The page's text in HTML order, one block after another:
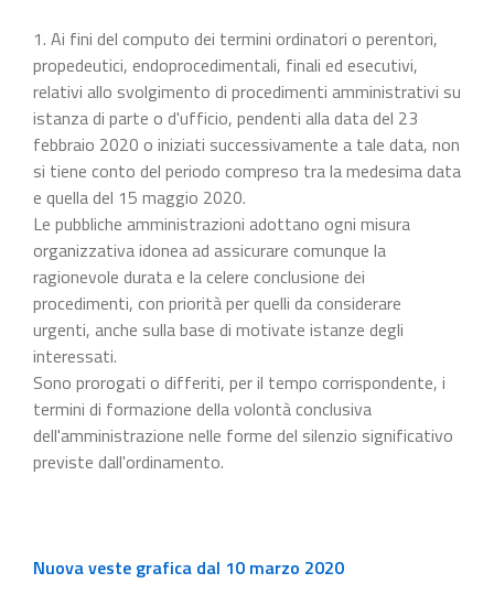
1. Ai fini del computo dei termini ordinatori o perentori,
propedeutici, endoprocedimentali, finali ed esecutivi,
relativi allo svolgimento di procedimenti amministrativi su
istanza di parte o d'ufficio, pendenti alla data del 23
febbraio 2020 o iniziati successivamente a tale data, non
si tiene conto del periodo compreso tra la medesima data
e quella del 15 maggio 2020.
Le pubbliche amministrazioni adottano ogni misura
organizzativa idonea ad assicurare comunque la
ragionevole durata e la celere conclusione dei
procedimenti, con priorità per quelli da considerare
urgenti, anche sulla base di motivate istanze degli
interessati.
Sono prorogati o differiti, per il tempo corrispondente, i
termini di formazione della volontà conclusiva
dell'amministrazione nelle forme del silenzio significativo
previste dall'ordinamento.
Nuova veste grafica dal 10 marzo 2020